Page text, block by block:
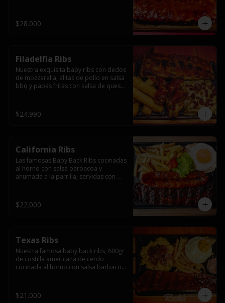
$28.000
Filadelfia Ribs
Nuestra exquisita baby ribs con dedos
de mozzarella, alitas de pollo en salsa
bbq y papas fritas con salsa de queso
$24.990
California Ribs
Las famosas Baby Back Ribs cocinadas
al horno con salsa barbacoa y
ahumada a la parrilla, servidas con
$22.000
Texas Ribs
Nuestra famosa baby back ribs, 600gr
de costilla americana de cerdo
cocinada al horno con salsa barbacoa
tocino ahumado laminado, papas
fritas  y un huevo frito.
$21.000